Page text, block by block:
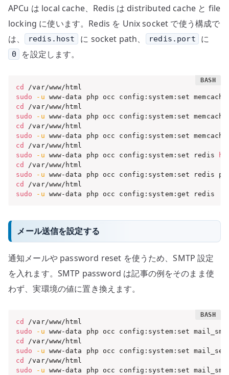
APCu は local cache、Redis は distributed cache と file
locking に使います。Redis を Unix socket で使う構成で
は、
redis.host に socket path、 redis.port に
0 を設定します。
cd
sudo
-u www-data php occ config:system:set
cd
sudo
-u www-data php occ config:system:set
cd
sudo
-u www-data php occ config:system:set
cd
sudo
-u www-data php occ config:system:set redis
cd
sudo
-u www-data php occ config:system:set redis
cd
sudo
-u www-data php occ config:system:get redis
メール送信を設定する
通知メールや password reset を使うため、SMTP 設定
を入れます。SMTP password は記事の例をそのまま使
わず、実環境の値に置き換えます。
cd
sudo
-u www-data php occ config:system:set
cd
sudo
-u www-data php occ config:system:set
cd
sudo
-u www-data php occ config:system:set